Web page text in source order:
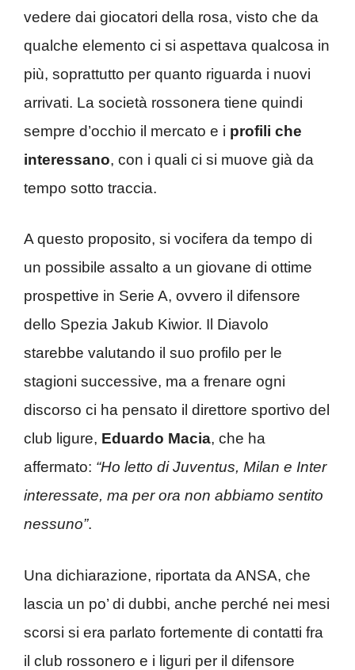
vedere dai giocatori della rosa, visto che da
qualche elemento ci si aspettava qualcosa in
più, soprattutto per quanto riguarda i nuovi
arrivati. La società rossonera tiene quindi
sempre d’occhio il mercato e i profili che
interessano, con i quali ci si muove già da
tempo sotto traccia.
A questo proposito, si vocifera da tempo di
un possibile assalto a un giovane di ottime
prospettive in Serie A, ovvero il difensore
dello Spezia Jakub Kiwior. Il Diavolo
starebbe valutando il suo profilo per le
stagioni successive, ma a frenare ogni
discorso ci ha pensato il direttore sportivo del
club ligure, Eduardo Macia, che ha
affermato: “Ho letto di Juventus, Milan e Inter
interessate, ma per ora non abbiamo sentito
nessuno”.
Una dichiarazione, riportata da ANSA, che
lascia un po’ di dubbi, anche perché nei mesi
scorsi si era parlato fortemente di contatti fra
il club rossonero e i liguri per il difensore